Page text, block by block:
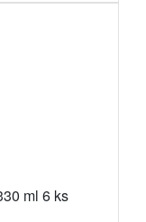
ml 6 ks